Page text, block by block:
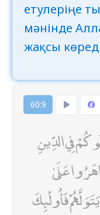
етулеріңе
мәнінде
жақсы
60:9
فِي الدِّينِ
عَلَىٰ
فَأُولَٰئِكَ